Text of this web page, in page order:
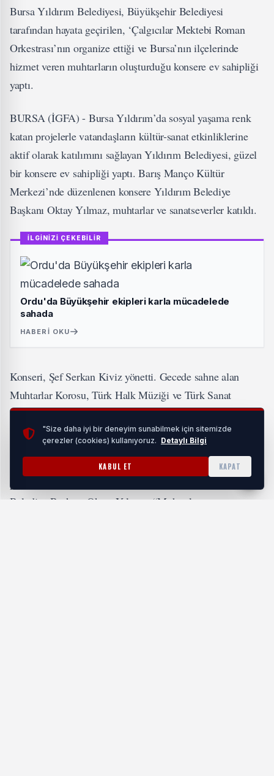
Bursa Yıldırım Belediyesi, Büyükşehir Belediyesi
tarafından hayata geçirilen, ‘Çalgıcılar Mektebi Roman
Orkestrası’nın organize ettiği ve Bursa’nın ilçelerinde
hizmet veren muhtarların oluşturduğu konsere ev sahipliği
yaptı.
BURSA (İGFA) - Bursa Yıldırım’da sosyal yaşama renk
katan projelerle vatandaşların kültür-sanat etkinliklerine
aktif olarak katılımını sağlayan Yıldırım Belediyesi, güzel
bir konsere ev sahipliği yaptı. Barış Manço Kültür
Merkezi’nde düzenlenen konsere Yıldırım Belediye
Başkanı Oktay Yılmaz, muhtarlar ve sanatseverler katıldı.
İLGİNİZİ ÇEKEBİLİR
Ordu'da Büyükşehir ekipleri karla mücadelede
sahada
HABERI OKU
Konseri, Şef Serkan Kiviz yönetti. Gecede sahne alan
Muhtarlar Korosu, Türk Halk Müziği ve Türk Sanat
Müziği eserlerinden oluşan repertuvarı orkestra eşliğinde
seslendirdi. Konser, Bursalı sanatseverlerden tam not aldı.
Muhtarların sahne performanslarının, sahadaki
performansları kadar iyi olduğunu vurgulayan Yıldırım
Belediye Başkanı Oktay Yılmaz, “Muhtarlarımızın
"Size daha iyi bir deneyim sunabilmek için sitemizde
çerezler (cookies) kullanıyoruz. Detaylı Bilgi
KABUL ET KAPAT